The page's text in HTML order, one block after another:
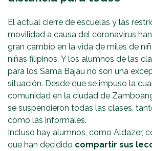
El actual cierre de escuelas y las
movilidad a causa del coronavirus
gran cambio en la vida de miles de
niñas filipinos. Y los alumnos de las
para los Sama Bajau no son una
situación. Desde que se impuso la
comunidad en la ciudad de
se suspendieron todas las clases,
como las informales.
Incluso hay alumnos, como Aldazer,
que han decidido compartir sus